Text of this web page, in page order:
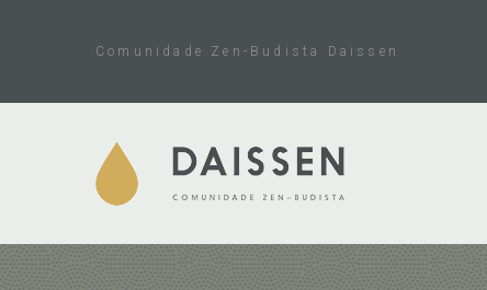
Comunidade Zen-Budista Daissen